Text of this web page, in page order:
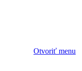
Otvoriť menu